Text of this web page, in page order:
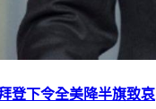
登下令全美降半旗致哀